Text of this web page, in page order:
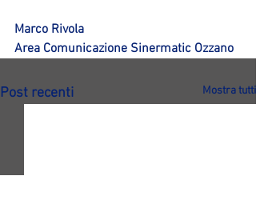
Marco Rivola
Area Comunicazione Sinermatic Ozzano
Post recenti Mostra tutti